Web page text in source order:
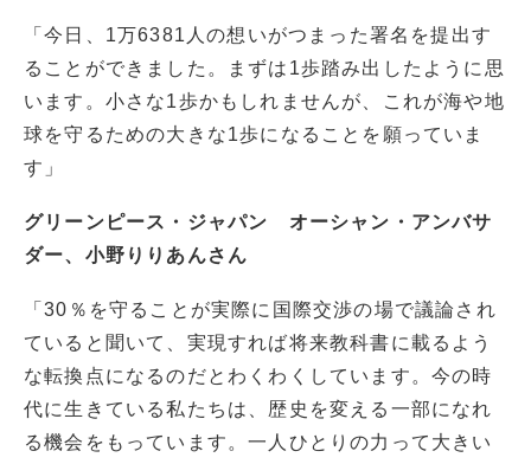
「今日、1万6381人の想いがつまった署名を提出す
ることができました。まずは1歩踏み出したように思
います。小さな1歩かもしれませんが、これが海や地
球を守るための大きな1歩になることを願っていま
す」
グリーンピース・ジャパン オーシャン・アンバサ
ダー、小野りりあんさん
「30％を守ることが実際に国際交渉の場で議論され
ていると聞いて、実現すれば将来教科書に載るよう
な転換点になるのだとわくわくしています。今の時
代に生きている私たちは、歴史を変える一部になれ
る機会をもっています。一人ひとりの力って大きい